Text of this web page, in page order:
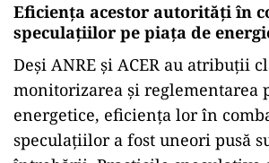
Eficiența acestor autorități în
speculațiilor pe piața de
Deși ANRE și ACER au atribuții
monitorizarea și reglementarea
energetice, eficiența lor în
speculațiilor a fost uneori pusă